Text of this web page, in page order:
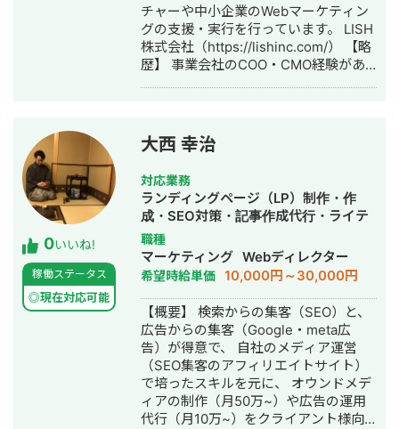
との取引があることもありますが、
Google規約に則って対策項目を組み立
てておりますので、安心してご依頼い
ただける ■どの競合様もしていない/で
きない対策項目が多数ございます。 業
策が必要と感じております。つまりは
実行支援にあたる対策に強みを持って
おり、サポート体制も盤石です。
■MEO対策（Google）のみならず、ヤ
フーやその他ローカル施策も総合的に
お話できます。 サイテーション対策や
実店舗の看板に関することまで、地域
における認知度や知名度向上を多面的
にサポートできます。 ----------------
-------------------------------------
--------------- ご相談から報酬が発生
することはございませんので、 まずは
お気軽にご相談いただければと思いま
す。 代理店スタイルでのお取引も可能
ですので、ご興味あればDMください。
よろしくお願いいたします。
チャーや中小企業のWebマーケティン
グの支援・実行を行っています。 LISH
株式会社（https://lishinc.com/） 【略
歴】 事業会社のCOO・CMO経験があ
役COO ・MeRISE株式会社執行役員
CMO ※現在の活動ではありません。 現
在は、店舗系ビジネスの戦略設計、マ
ーケティング支援並びに上場関連会社
のWebマーケティング支援をしていま
す。 【その他】 自社でホワイトニング
サロン経営をしています。 ホワイトニ
ングカフェ熊本店
（https://whiteningcafe.jp/kumamoto/）
0いいね!
稼働ステータス
◎現在対応可能
大西 幸治
対応業務
ランディングページ（LP）制作・作
成・SEO対策・記事作成代行・ライテ
ィング・リスティング広告運用代行・
オウンドメディア制作・構築・運用代
行
職種
マーケティング Webディレクター
希望時給単価 10,000円～30,000円
【概要】 検索からの集客（SEO）と、
広告からの集客（Google・meta広
告）が得意で、 自社のメディア運営
（SEO集客のアフィリエイトサイト）
で培ったスキルを元に、 オウンドメデ
ィアの制作（月50万~）や広告の運用
代行（月10万~）をクライアント様向